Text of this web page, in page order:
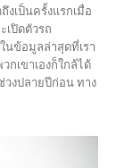
งเป็นครั้งแรกเมื่อ
เปิดตัวรถ
นข้อมูลล่าสุดที่เรา
กเขาเองก็ใกล้ได้
วงปลายปีก่อน ทาง